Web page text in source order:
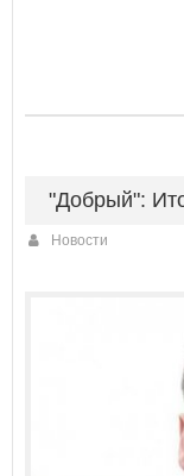
"Добрый":
Новости